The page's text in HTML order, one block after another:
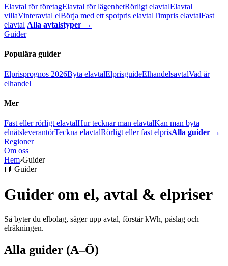
Elavtal för företagElavtal för lägenhetRörligt elavtalElavtal
villaVinteravtal elBörja med ett spotpris elavtalTimpris elavtalFast
elavtal Alla avtalstyper →
Guider
Populära guider
Elprisprognos 2026Byta elavtalElprisguideElhandelsavtalVad är
elhandel
Mer
Fast eller rörligt elavtalHur tecknar man elavtalKan man byta
elnätsleverantörTeckna elavtalRörligt eller fast elprisAlla guider →
Regioner
Om oss
Hem›Guider
📘 Guider
Guider om el, avtal & elpriser
Så byter du elbolag, säger upp avtal, förstår kWh, påslag och
elräkningen.
Alla guider (A–Ö)